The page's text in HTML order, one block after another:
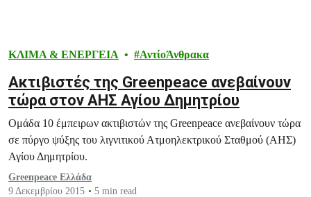
ΚΛΙΜΑ & ΕΝΕΡΓΕΙΑ ΑντίοΆνθρακα
Ακτιβιστές της Greenpeace ανεβαίνουν
τώρα στον ΑΗΣ Αγίου Δημητρίου
Ομάδα 10 έμπειρων ακτιβιστών της Greenpeace ανεβαίνουν τώρα
σε πύργο ψύξης του λιγνιτικού Ατμοηλεκτρικού Σταθμού (ΑΗΣ)
Αγίου Δημητρίου.
Greenpeace Ελλάδα
9 Δεκεμβρίου 2015
5 min read